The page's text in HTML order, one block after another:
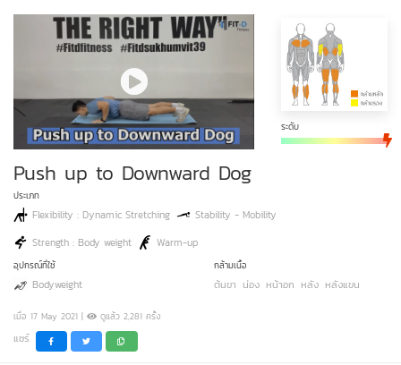
ระดับ
Push up to Downward Dog
ประเภท
Flexibility : Dynamic Stretching
Stability - Mobility
Strength : Body weight
Warm-up
อุปกรณ์ที่ใช้
Bodyweight
กล้ามเนื้อ
ต้นขา น่อง หน้าอก หลัง หลังแขน
เมื่อ 17 May 2021 | ดูแล้ว 2,281 ครั้ง
แชร์